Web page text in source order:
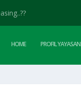
HOME PROFIL YAYASAN